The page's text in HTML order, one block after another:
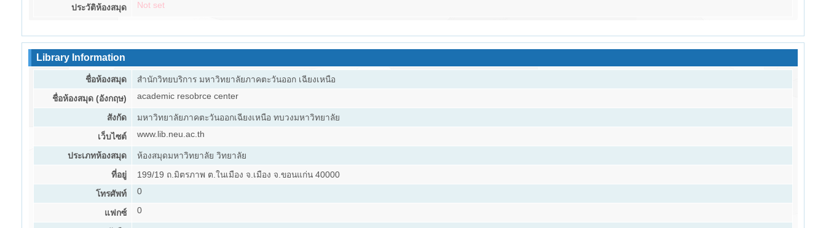
ประวัติห้องสมุด Not set
Library Information
ชื่อห้องสมุด สำนักวิทยบริการ มหาวิทยาลัยภาคตะวันออก เฉียงเหนือ
ชื่อห้องสมุด (อังกฤษ) academic resobrce center
สังกัด มหาวิทยาลัยภาคตะวันออกเฉียงเหนือ ทบวงมหาวิทยาลัย
เว็บไซต์ www.lib.neu.ac.th
ประเภทห้องสมุด ห้องสมุดมหาวิทยาลัย วิทยาลัย
ที่อยู่ 199/19 ถ.มิตรภาพ ต.ในเมือง จ.เมือง จ.ขอนแก่น 40000
โทรศัพท์ 0
แฟกซ์ 0